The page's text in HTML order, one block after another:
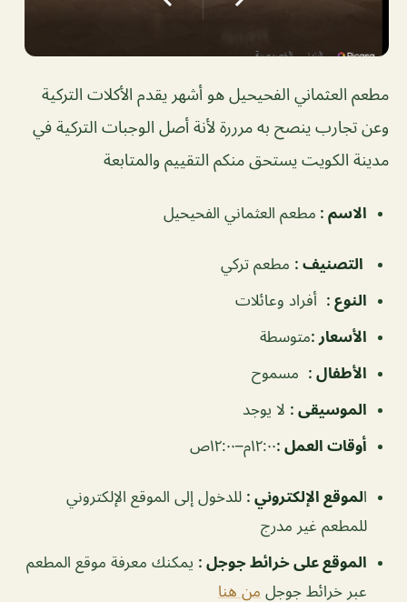
مطعم العثماني الفحيحيل هو أشهر يقدم الأكلات التركية
وعن تجارب ينصح به مرررة لأنة أصل الوجبات التركية في
مدينة الكويت يستحق منكم التقييم والمتابعة
الاسم : مطعم العثماني الفحيحيل
التصنيف : مطعم تركي
النوع : أفراد وعائلات
الأسعار :متوسطة
الأطفال : مسموح
الموسيقى : لا يوجد
أوقات العمل :١٢:٠٠م–١٢:٠٠ص
الموقع الإلكتروني : للدخول إلى الموقع الإلكتروني
للمطعم غير مدرج
الموقع على خرائط جوجل : يمكنك معرفة موقع المطعم
عبر خرائط جوجل من هنا